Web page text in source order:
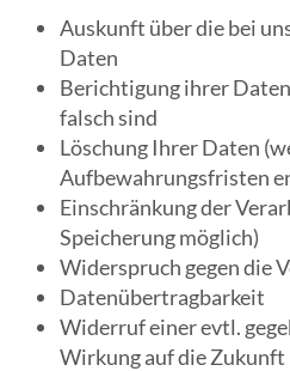
Auskunft über die bei
Daten
Berichtigung ihrer
falsch sind
Löschung Ihrer Daten
Aufbewahrungsfristen
Einschränkung der
Speicherung möglich)
Widerspruch gegen die
Datenübertragbarkeit
Widerruf einer evtl.
Wirkung auf die Zukunft